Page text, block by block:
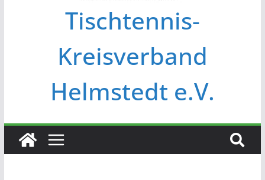
Tischtennis-
Kreisverband
Helmstedt e.V.